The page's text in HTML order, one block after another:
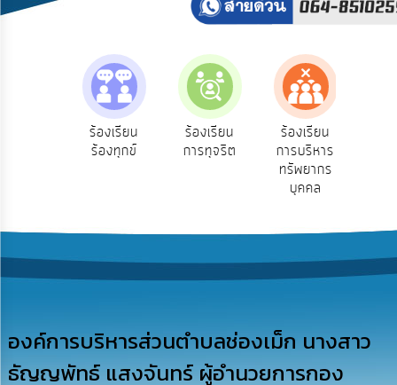
สาธารณะ
ความ
รู้
ดำเนิน
งาน
ร้องเรียน
ร้องทุกข์
ร้องเรียน
การทุจริต
ร้องเรียน
การบริหาร
ทรัพยากร
บุคคล
องค์การบริหารส่วนตำบลช่องเม็ก นางสาว
ธัญญพัทธ์ แสงจันทร์ ผู้อำนวยการกอง